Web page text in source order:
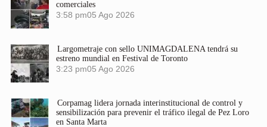
comerciales
3:58 pm05 Ago 2026
Largometraje con sello UNIMAGDALENA tendrá su
estreno mundial en Festival de Toronto
3:23 pm05 Ago 2026
Corpamag lidera jornada interinstitucional de control y
sensibilización para prevenir el tráfico ilegal de Pez Loro
en Santa Marta